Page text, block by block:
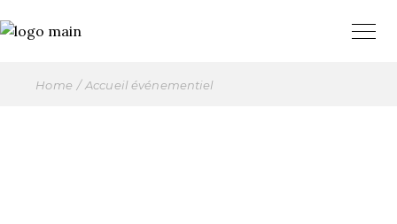
Home Accueil événementiel